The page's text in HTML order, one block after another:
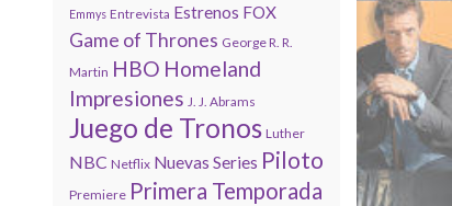
Emmys Entrevista Estrenos FOX
Game of Thrones George R. R.
Martin HBO Homeland
Impresiones J. J. Abrams
Juego de Tronos Luther
NBC Netflix Nuevas Series Piloto
Premiere Primera Temporada